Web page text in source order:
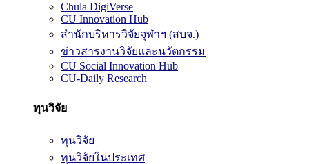
Chula DigiVerse
CU Innovation Hub
สำนักบริหารวิจัยจุฬาฯ (สบจ.)
ข่าวสารงานวิจัยและนวัตกรรม
CU Social Innovation Hub
CU-Daily Research
ทุนวิจัย
ทุนวิจัย
ทุนวิจัยในประเทศ